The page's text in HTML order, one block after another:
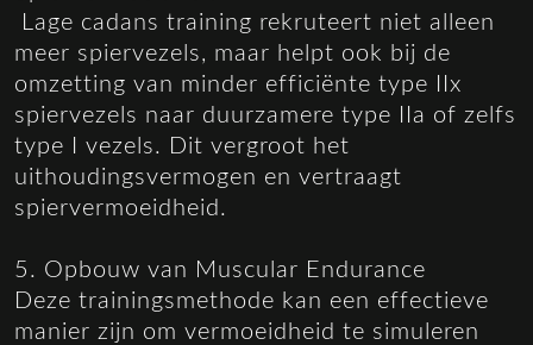
Lage cadans training rekruteert niet alleen
meer spiervezels, maar helpt ook bij de
omzetting van minder efficiënte type IIx
spiervezels naar duurzamere type IIa of zelfs
type I vezels. Dit vergroot het
uithoudingsvermogen en vertraagt
spiervermoeidheid.
5. Opbouw van Muscular Endurance
Deze trainingsmethode kan een effectieve
manier zijn om vermoeidheid te simuleren